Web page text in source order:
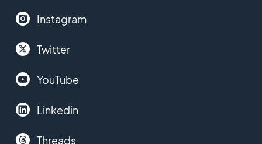
Instagram
Twitter
YouTube
Linkedin
Threads